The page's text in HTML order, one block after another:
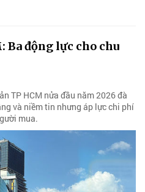
Ba động lực cho chu
TP HCM nửa đầu năm 2026 đà
và niềm tin nhưng áp lực chi phí
mua.